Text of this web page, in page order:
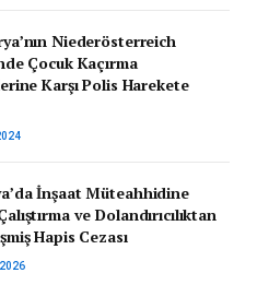
Niederösterreich
Çocuk Kaçırma
Karşı Polis Harekete
İnşaat Müteahhidine
ve Dolandırıcılıktan
Hapis Cezası